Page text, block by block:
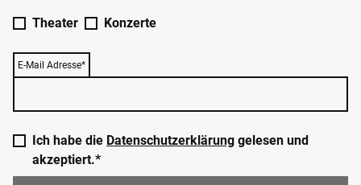
Theater Konzerte
E-Mail Adresse*
Ich habe die Datenschutzerklärung gelesen und
akzeptiert.*